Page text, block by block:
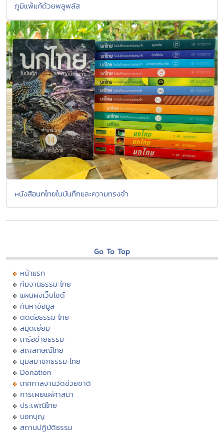
ภูมิแพ้แก้ด้วยพลูพลัส
หนังสือนกไทยในบันทึกและความทรงจำ
Go To Top
หน้าแรก
ทีมงานธรรมะไทย
แผนผังเว็บไซต์
ค้นหาข้อมูล
ติดต่อธรรมะไทย
สมุดเยี่ยม
เครือข่ายธรรมะ
สัญลักษณ์ไทย
มุมสมาชิกธรรมะไทย
Donation
เทศกาลงานวัดช่วยชาติ
การเผยแผ่ศาสนา
ประเพณีไทย
บอกบุญ
สถานปฏิบัติธรรม